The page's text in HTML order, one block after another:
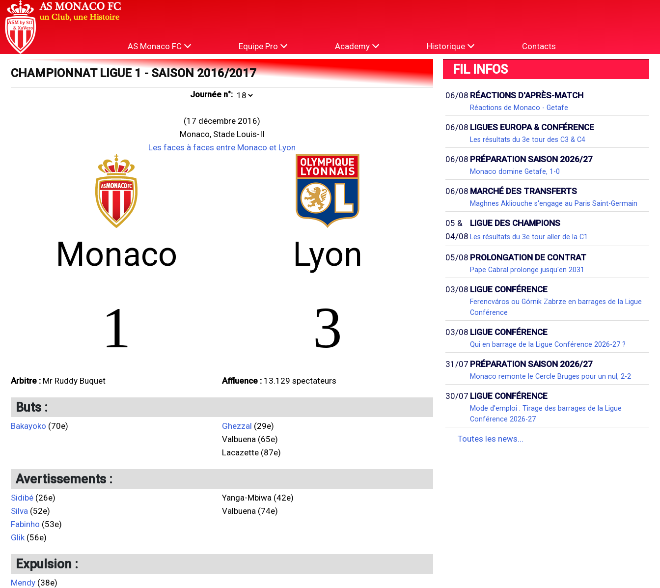
AS Monaco FC Equipe Pro Academy Historique Contacts
CHAMPIONNAT LIGUE 1 - SAISON 2016/2017
Journée n°:
(17 décembre 2016)
Monaco, Stade Louis-II
Les faces à faces entre Monaco et Lyon
Monaco Lyon
1 3
Arbitre : Mr Ruddy Buquet Affluence : 13.129 spectateurs
Buts :
Bakayoko (70e) Ghezzal (29e)
Valbuena (65e)
Lacazette (87e)
Avertissements :
Sidibé (26e)
Silva (52e)
Fabinho (53e)
Glik(56e)
Yanga-Mbiwa (42e)
Valbuena (74e)
Expulsion :
Mendy (38e)
FIL INFOS
06/08 RÉACTIONS D'APRÈS-MATCH
Réactions de Monaco - Getafe
06/08 LIGUES EUROPA & CONFÉRENCE
Les résultats du 3e tour des C3 & C4
06/08 PRÉPARATION SAISON 2026/27
Monaco domine Getafe, 1-0
06/08 MARCHÉ DES TRANSFERTS
Maghnes Akliouche s'engage au Paris Saint-Germain
05 &
04/08
LIGUE DES CHAMPIONS
Les résultats du 3e tour aller de la C1
05/08 PROLONGATION DE CONTRAT
Pape Cabral prolonge jusqu'en 2031
03/08 LIGUE CONFÉRENCE
Ferencváros ou Górnik Zabrze en barrages de la Ligue
Conférence
03/08 LIGUE CONFÉRENCE
Qui en barrage de la Ligue Conférence 2026-27 ?
31/07 PRÉPARATION SAISON 2026/27
Monaco remonte le Cercle Bruges pour un nul, 2-2
30/07 LIGUE CONFÉRENCE
Mode d'emploi : Tirage des barrages de la Ligue
Conférence 2026-27
Toutes les news...